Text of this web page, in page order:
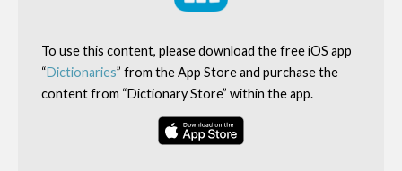
To use this content, please download the free iOS app
“Dictionaries” from the App Store and purchase the
content from “Dictionary Store” within the app.